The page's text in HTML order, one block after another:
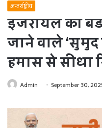
अन्तर्राष्ट्रीय
इजरायल का
जाने वाले ‘सुमुद
हमास से सीधा
Admin September 30,